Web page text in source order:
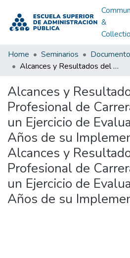
&
Home Seminarios
Alcances y Resultados del Servicio Profesional de Carrera en México: un Ejercicio de Evaluación a Dos Años de su Implementación 2005: Alcances y Resultados del Servicio Profesional de Carrera en México: un Ejercicio de Evaluación a Dos Años de su Implementación 2005
Alcances y
Profesional de
un Ejercicio de
Años de su
Alcances y
Profesional de
un Ejercicio de
Años de su